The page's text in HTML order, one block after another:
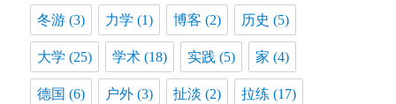
冬游 (3) 力学 (1) 博客 (2) 历史 (5)
大学 (25) 学术 (18) 实践 (5) 家 (4)
德国 (6) 户外 (3) 扯淡 (2) 拉练 (17)